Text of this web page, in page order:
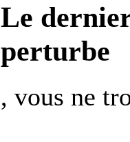
Le
perturbe
, vous ne